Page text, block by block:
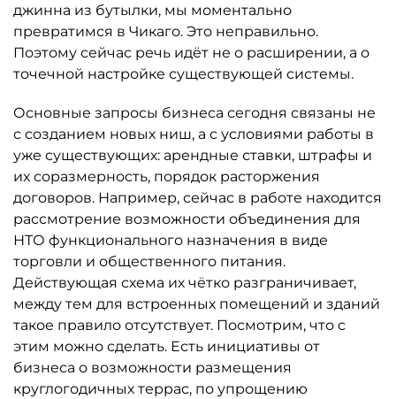
джинна из бутылки, мы моментально
превратимся в Чикаго. Это неправильно.
Поэтому сейчас речь идёт не о расширении, а о
точечной настройке существующей системы.
Основные запросы бизнеса сегодня связаны не
с созданием новых ниш, а с условиями работы в
уже существующих: арендные ставки, штрафы и
их соразмерность, порядок расторжения
договоров. Например, сейчас в работе находится
рассмотрение возможности объединения для
НТО функционального назначения в виде
торговли и общественного питания.
Действующая схема их чётко разграничивает,
между тем для встроенных помещений и зданий
такое правило отсутствует. Посмотрим, что с
этим можно сделать. Есть инициативы от
бизнеса о возможности размещения
круглогодичных террас, по упрощению